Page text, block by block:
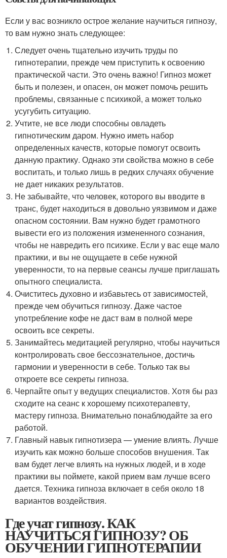
Если у вас возникло острое желание научиться гипнозу,
то вам нужно знать следующее:
Следует очень тщательно изучить труды по
гипнотерапии, прежде чем приступить к освоению
практической части. Это очень важно! Гипноз может
быть и полезен, и опасен, он может помочь решить
проблемы, связанные с психикой, а может только
усугубить ситуацию.
Учтите, не все люди способны овладеть
гипнотическим даром. Нужно иметь набор
определенных качеств, которые помогут освоить
данную практику. Однако эти свойства можно в себе
воспитать, и только лишь в редких случаях обучение
не дает никаких результатов.
Не забывайте, что человек, которого вы вводите в
транс, будет находиться в довольно уязвимом и даже
опасном состоянии. Вам нужно будет грамотного
вывести его из положения измененного сознания,
чтобы не навредить его психике. Если у вас еще мало
практики, и вы не ощущаете в себе нужной
уверенности, то на первые сеансы лучше приглашать
опытного специалиста.
Очиститесь духовно и избавьтесь от зависимостей,
прежде чем обучиться гипнозу. Даже частое
употребление кофе не даст вам в полной мере
освоить все секреты.
Занимайтесь медитацией регулярно, чтобы научиться
контролировать свое бессознательное, достичь
гармонии и уверенности в себе. Только так вы
откроете все секреты гипноза.
Черпайте опыт у ведущих специалистов. Хотя бы раз
сходите на сеанс к хорошему психотерапевту,
мастеру гипноза. Внимательно понаблюдайте за его
работой.
Главный навык гипнотизера — умение влиять. Лучше
изучить как можно больше способов внушения. Так
вам будет легче влиять на нужных людей, и в ходе
практики вы поймете, какой прием вам лучше всего
дается. Техника гипноза включает в себя около 18
вариантов воздействия.
Где учат гипнозу. КАК
НАУЧИТЬСЯ ГИПНОЗУ? ОБ
ОБУЧЕНИИ ГИПНОТЕРАПИИ